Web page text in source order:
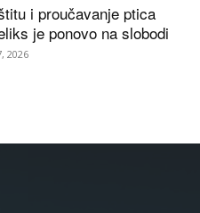
i proučavanje ptica
je ponovo na slobodi
2026